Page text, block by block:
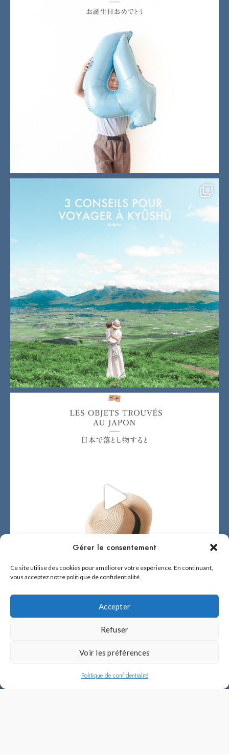
Gérer le consentement
Ce site utilise des cookies pour améliorer votre expérience. En continuant,
vous acceptez notre politique de confidentialité.
Accepter
Refuser
Voir les préférences
Politique de confidentialité